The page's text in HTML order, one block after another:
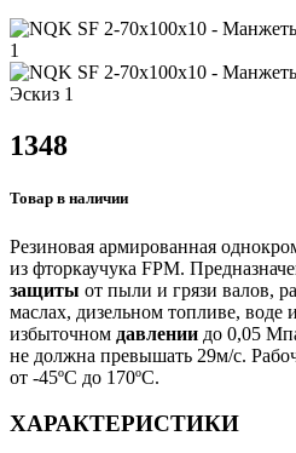
1348
Товар в наличии
Резиновая армированная
из фторкаучука FPM.
защиты от пыли и грязи валов,
маслах, дизельном топливе, воде
избыточном давлении до 0,05
не должна превышать 29м/с.
от -45ºС до 170ºС.
ХАРАКТЕРИСТИКИ